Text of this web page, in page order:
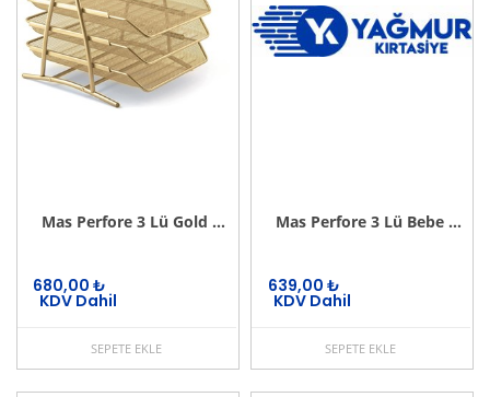
Mas Perfore 3 Lü Gold Evrak Rafı Seti
680,00 ₺
KDV Dahil
SEPETE EKLE
Mas Perfore 3 Lü Bebe Mavisi Evrak Rafı Seti
639,00 ₺
KDV Dahil
SEPETE EKLE